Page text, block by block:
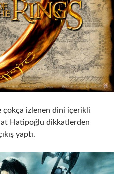
çokça izlenen dini içerikli
Hatipoğlu dikkatlerden
yaptı.